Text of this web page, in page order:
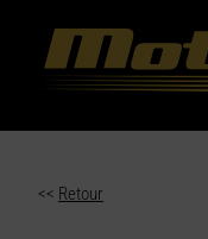
<< Retour